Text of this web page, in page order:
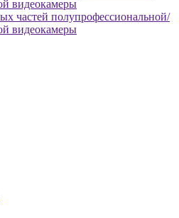
видеокамеры
частей полупрофессиональной/
видеокамеры